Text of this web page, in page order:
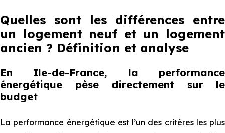
Quelles sont les différences entre
un logement neuf et un logement
ancien ? Définition et analyse
En Ile-de-France, la performance
énergétique pèse directement sur le
budget
La performance énergétique est l’un des critères les plus